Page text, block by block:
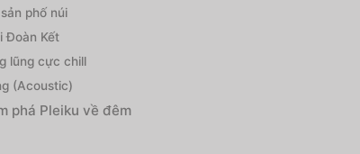
phố núi
Đoàn Kết
lũng cực chill
(Acoustic)
phá Pleiku về đêm